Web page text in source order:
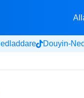
Douyin-